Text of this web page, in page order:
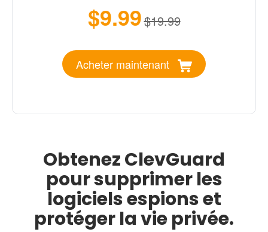
$9.99$19.99
Acheter maintenant
Obtenez ClevGuard
pour supprimer les
logiciels espions et
protéger la vie privée.